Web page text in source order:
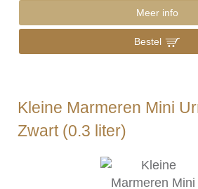
Meer info
Bestel
Kleine Marmeren Mini
Zwart (0.3 liter)